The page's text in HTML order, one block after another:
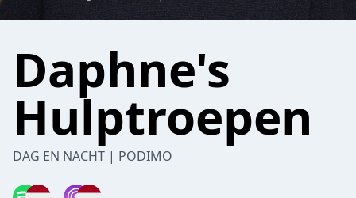
Daphne's
Hulptroepen
DAG EN NACHT | PODIMO